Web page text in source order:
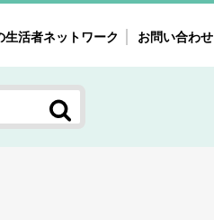
・重点テーマ
マーケット研究室
生活者ネットワーク お問い合わせ